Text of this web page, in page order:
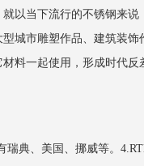
以当下流行的不锈钢来说
城市雕塑作品、建筑装饰
料一起使用，形成时代反
瑞典、美国、挪威等。